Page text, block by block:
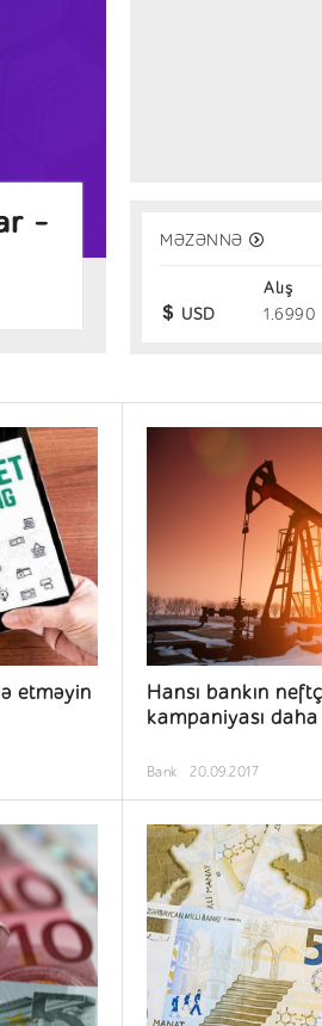
Son 1
dəyişib –
06.08.2026
MƏZƏNNƏ
Alış
USD
1.6990
etməyin
Hansı bankın
kampaniyası
Bank 20.09.2017